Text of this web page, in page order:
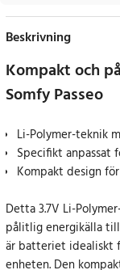
Beskrivning
Kompakt och
Somfy Passeo
Li-Polymer-teknik
Specifikt anpassat
Kompakt design
Detta 3.7V Li-
pålitlig energikälla till
är batteriet idealiskt
enheten. Den